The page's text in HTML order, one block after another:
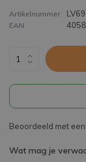
Artikelnummer
EAN
Beoordeeld met
Wat mag je